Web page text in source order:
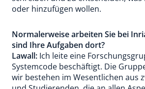
oder hinzufügen wollen.
Normalerweise arbeiten Sie bei
sind Ihre Aufgaben dort?
Lawall: Ich leite eine
Systemcode beschäftigt. Die
wir bestehen im Wesentlichen aus